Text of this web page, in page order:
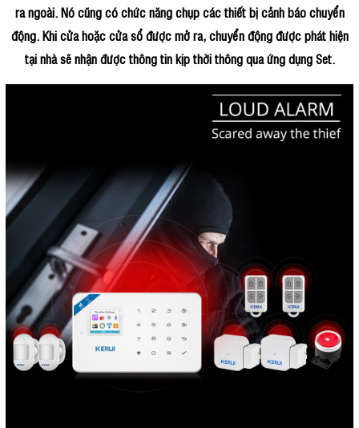
ra ngoài. Nó cũng có chức năng chụp các thiết bị cảnh báo chuyển
động. Khi cửa hoặc cửa sổ được mở ra, chuyển động được phát hiện
tại nhà sẽ nhận được thông tin kịp thời thông qua ứng dụng Set.